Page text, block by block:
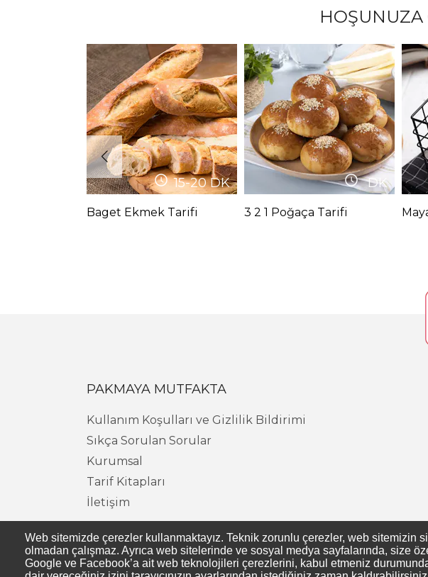
HOŞUNUZA
15-20DK
Baget Ekmek Tarifi
DK
3 2 1 Poğaça Tarifi
PAKMAYA MUTFAKTA
Kullanım Koşulları ve Gizlilik Bildirimi
Sıkça Sorulan Sorular
Kurumsal
Tarif Kitapları
İletişim
Web sitemizde çerezler kullanmaktayız. Teknik zorunlu çerezler, web sitemizin
olmadan çalışmaz. Ayrıca web sitelerinde ve sosyal medya sayfalarında, size
Google ve Facebook’a ait web teknolojileri çerezlerini, kabul etmeniz